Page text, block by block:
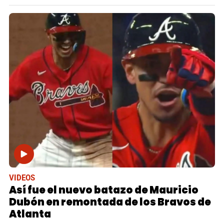
VIDEOS
Así fue el nuevo batazo de Mauricio
Dubón en remontada de los Bravos de
Atlanta